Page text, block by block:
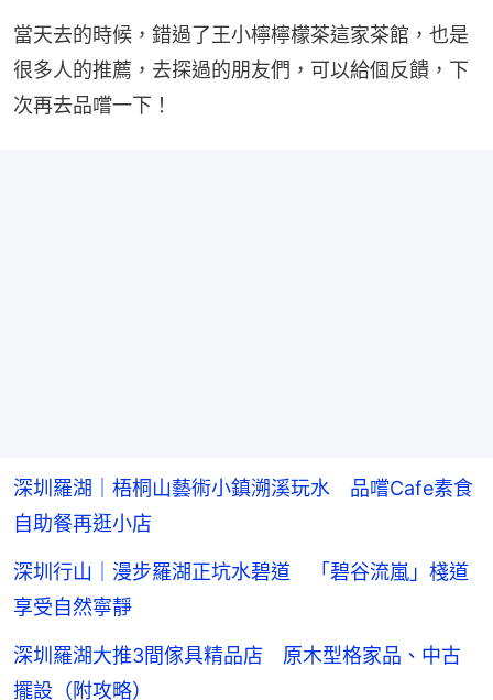
當天去的時候，錯過了王小檸檸檬茶這家茶館，也是
很多人的推薦，去探過的朋友們，可以給個反饋，下
次再去品嚐一下！
深圳羅湖｜梧桐山藝術小鎮溯溪玩水 品嚐Cafe素食
自助餐再逛小店
深圳行山｜漫步羅湖正坑水碧道 「碧谷流嵐」棧道
享受自然寧靜
深圳羅湖大推3間傢具精品店 原木型格家品、中古
擺設（附攻略）